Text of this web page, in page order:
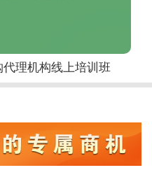
理机构线上培训班